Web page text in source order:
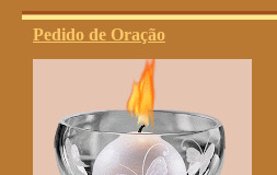
Pedido de Oração